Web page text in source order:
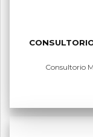
Consultorio